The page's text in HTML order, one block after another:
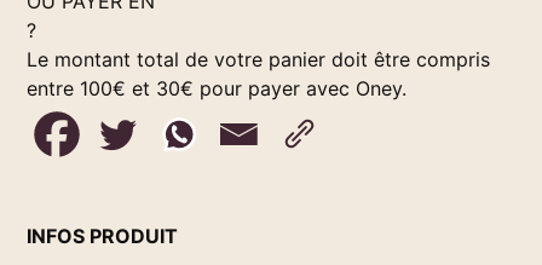
?
Le montant total de votre panier doit être compris
entre 100€ et 30€ pour payer avec Oney.
INFOS PRODUIT